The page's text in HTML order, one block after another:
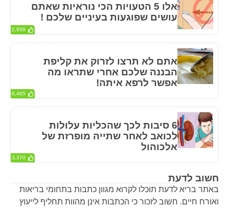
חשוב לדעת
באתר בריא לדעת תוכלו לקרוא מגוון כתבות בתחומי בריאות
ואורח חיים. חשוב לזכור כי הכתבות אינן מהוות תחליף לייעוץ
אלו 5 הטעויות הכי נוראיות שאתם
עושים שפוגעות בעיניים שלכם !
2,958
אתם לא תרצו לזרוק את קליפת
הבננה שלכם אחרי שתראו מה
אפשר לרפא איתה!
6,465
6 סיבות לכך שהכליות עלולות
לכואב לאחר שתייה מופרזת של
אלכוהול
3,370